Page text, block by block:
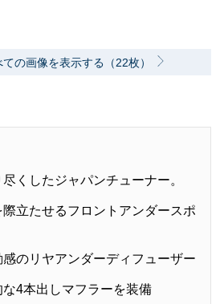
の画像を表示する（22枚）
くしたジャパンチューナー。
立たせるフロントアンダースポ
のリヤアンダーディフューザー
4本出しマフラーを装備